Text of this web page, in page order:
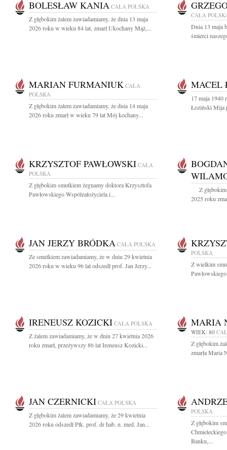
BOLESŁAW KANIA CAŁA POLSKA
Z głębokim żalem zawiadamiamy, że dnia 13 maja
2026 roku w wieku 84 lat, zmarł Ukochany Mąż,...
CAŁA
Dnia 13 maja
śmierci
MARIAN FURMANIUK CAŁA
POLSKA
Z głębokim żalem zawiadamiamy, że dnia 14 maja
2026 roku zmarł w wieku 79 lat Mój kochany...
MACEL
17 maja 1940
Łoziński Mija
KRZYSZTOF PAWŁOWSKI CAŁA
POLSKA
Z głębokim smutkiem żegnamy doktora Krzysztofa
Pawłowskiego Współzałożyciela i...
Z głębokim
2025 roku
JAN JERZY BRÓDKA CAŁA POLSKA
Ze smutkiem zawiadamiamy, że w dniu 29 kwietnia
2026 roku w wieku 96 lat odszedł prof. Jan Jerzy...
POLSKA
Z wielkim
IRENEUSZ KOZICKI CAŁA POLSKA
Z żalem zawiadamiamy, że w dniu 27 kwietnia 2026
roku zmarł, przeżywszy 86 lat Ireneusz Kozicki...
MARIA
WIEK: 80
Z głębokim
zmarła Maria
JAN CZERNICKI CAŁA POLSKA
Z głębokim żalem zawiadamiamy, że 29 kwietnia
2026 roku odszedł Płk. prof. dr hab. n. med. Jan...
POLSKA
Z głębokim
Banku,...